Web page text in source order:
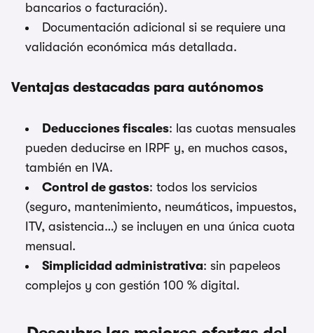
bancarios o facturación).
Documentación adicional si se requiere una
validación económica más detallada.
Ventajas destacadas para autónomos
Deducciones fiscales: las cuotas mensuales
pueden deducirse en IRPF y, en muchos casos,
también en IVA.
Control de gastos: todos los servicios
(seguro, mantenimiento, neumáticos, impuestos,
ITV, asistencia…) se incluyen en una única cuota
mensual.
Simplicidad administrativa: sin papeleos
complejos y con gestión 100 % digital.